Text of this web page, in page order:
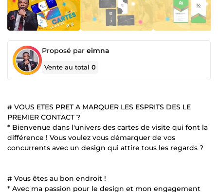
Proposé par eimna
Vente au total0
# VOUS ETES PRET A MARQUER LES ESPRITS DES LE
PREMIER CONTACT ?
* Bienvenue dans l'univers des cartes de visite qui font la
différence ! Vous voulez vous démarquer de vos
concurrents avec un design qui attire tous les regards ?
# Vous êtes au bon endroit !
* Avec ma passion pour le design et mon engagement